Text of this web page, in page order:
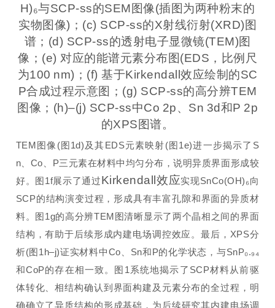
H)₆与SCP-ss的SEM图像(插图为两种粉末的
实物图像)；(c) SCP-ss的X射线衍射(XRD)图
谱；(d) SCP-ss的透射电子显微镜(TEM)图
像；(e) 对应的能谱元素分布图(EDS，比例尺
为100 nm)；(f) 基于Kirkendall效应绘制的SC
P合成过程示意图；(g) SCP-ss的高分辨TEM
图像；(h)–(j) SCP-ss中Co 2p、Sn 3d和P 2p
的XPS图谱。
TEM图像(图1d)及其EDS元素映射(图1e)进一步揭示了S
n、Co、P三元素在材料中均匀分布，说明异质界面形成较
好。图1f展示了通过Kirkendall效应实现SnCo(OH)₆向
SCP的结构演变过程，形成具有丰富孔隙和界面的异质材
料。图1g的高分辨TEM图清晰显示了两个晶相之间的界面
结构，有助于后续形成内建电场调控效应。最后，XPS分
析(图1h–j)证实材料中Co、Sn和P的化学状态，与SnP₀.₉₄
和CoP的存在相一致。图1系统地揭示了SCP材料从前驱
体转化、相结构确认到界面构建及元素分布的全过程，明
确确立了异质结构的形成基础，为后续研究其内建电场调